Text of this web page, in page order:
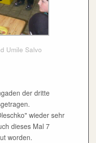
Umile Salvo
der dritte
wieder sehr
dieses Mal 7
worden.